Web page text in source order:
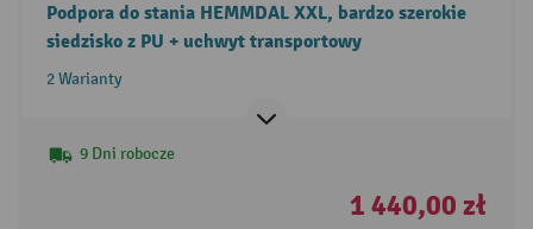
Podpora do stania HEMMDAL XXL, bardzo szerokie
siedzisko z PU + uchwyt transportowy
2 Warianty
9 Dni robocze
1 440,00 zł